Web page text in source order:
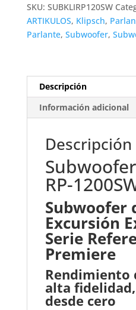
SKU: SUBKLIRP120SW
ARTIKULOS, Klipsch,
Parlante, Subwoofer,
Descripción
Información adicional
Descripción
RP-
Subwoofer
Excursión
Serie
Premiere
Rendimiento
alta
desde cero